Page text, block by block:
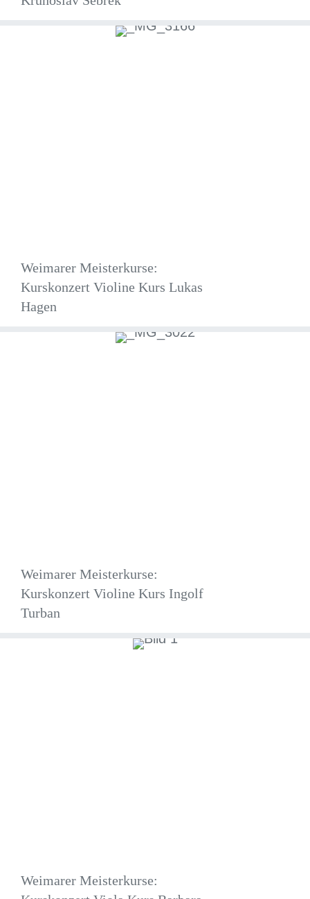
Weimarer Meisterkurse:
Kurskonzert Violine Kurs Lukas
Hagen
Weimarer Meisterkurse:
Kurskonzert Violine Kurs Ingolf
Turban
Weimarer Meisterkurse: